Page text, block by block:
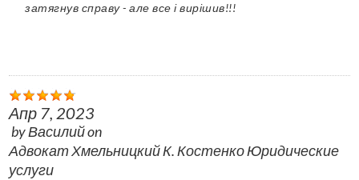
затягнув справу - але все і вирішив!!!
Апр 7, 2023
byВасилийon
Адвокат Хмельницкий К. Костенко Юридические
услуги